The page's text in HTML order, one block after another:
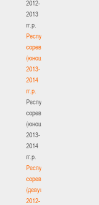
2012-
2013
гг.р.
Республиканские
соревнования
(юноши)
2013-
2014
гг.р.
Республиканские
соревнования
(юноши)
2013-
2014
гг.р.
Республиканские
соревнования
(девушки)
2012-